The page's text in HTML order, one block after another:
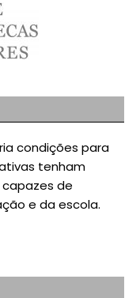
condições para
tenham
de
e da escola.